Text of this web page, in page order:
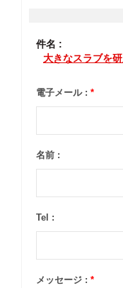
件名 :
大きなスラブを
電子メール : *
名前 :
Tel :
メッセージ : *